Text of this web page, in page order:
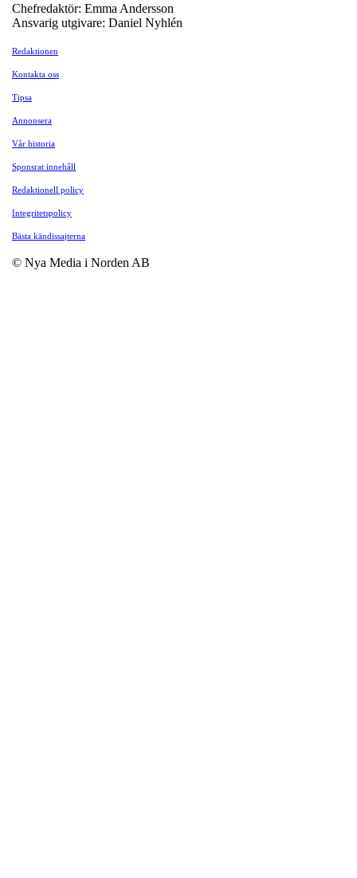
Chefredaktör: Emma Andersson
Ansvarig utgivare: Daniel Nyhlén
Redaktionen
Kontakta oss
Tipsa
Annonsera
Vår historia
Sponsrat innehåll
Redaktionell policy
Integritetspolicy
Bästa kändissajterna
© Nya Media i Norden AB